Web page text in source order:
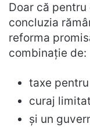
Doar că
concluzia
reforma
combinație de:
taxe
curaj
și un